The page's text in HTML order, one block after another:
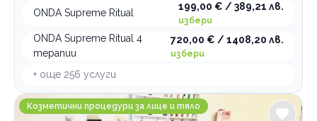
ONDA Supreme Ritual
199,00 € / 389,21 лв.
избери
ONDA Supreme Ritual 4
терапии
720,00 € / 1408,20 лв.
избери
+ още 256 услуги
Салон за красота Cattleya
Козметични процедури за лице и тяло